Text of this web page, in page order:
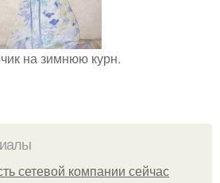
на зимнюю курн.
сетевой компании сейчас